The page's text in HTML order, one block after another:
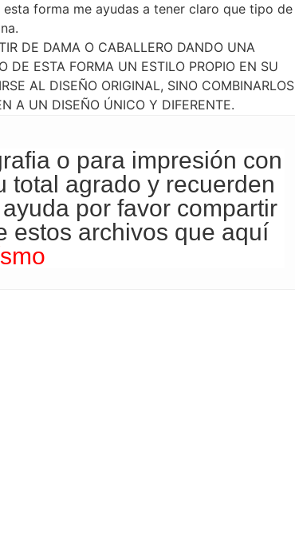
forma me ayudas a tener claro que tipo de
DE DAMA O CABALLERO DANDO UNA
ESTA FORMA UN ESTILO PROPIO EN SU
AL DISEÑO ORIGINAL, SINO COMBINARLOS
A UN DISEÑO ÚNICO Y DIFERENTE.
o para impresión con
total agrado y recuerden
por favor compartir
estos archivos que aquí